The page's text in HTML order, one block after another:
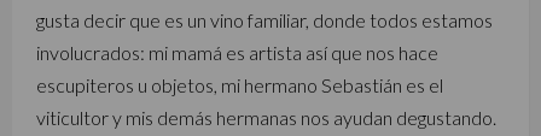
gusta decir que es un vino familiar, donde todos estamos
involucrados: mi mamá es artista así que nos hace
escupiteros u objetos, mi hermano Sebastián es el
viticultor y mis demás hermanas nos ayudan degustando.